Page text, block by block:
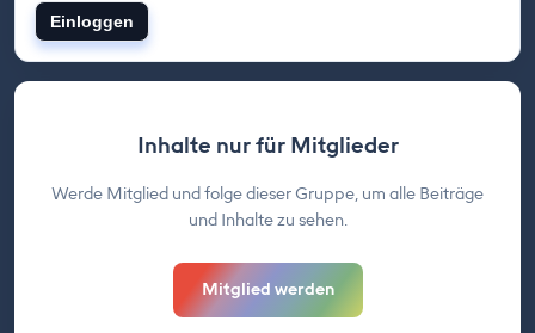
Einloggen
Inhalte nur für Mitglieder
Werde Mitglied und folge dieser Gruppe, um alle Beiträge
und Inhalte zu sehen.
Mitglied werden